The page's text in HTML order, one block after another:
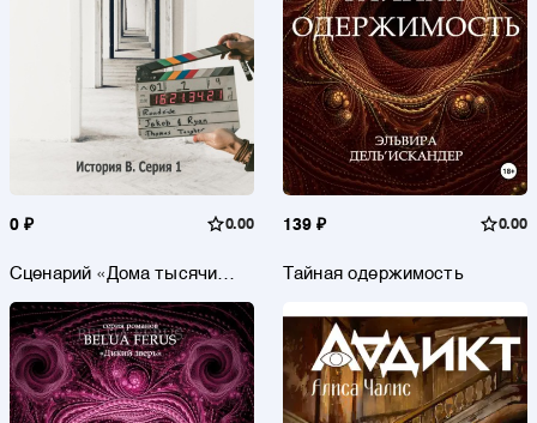
0 ₽ 0.00
Сценарий «Дома тысячи
1
139 ₽ 0.00
Тайная одержимость